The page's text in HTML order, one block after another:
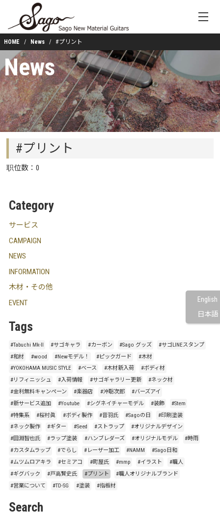
English
日本語
HOME News #プリント
News
#プリント
职位数：0
Category
サービス
CAMPAIGN
NEWS
INFORMATION
木材・その他
EVENT
Tags
#Tabuchi Mk-Ⅱ #サゴキャラ #カーボン #Sago グッズ
#サゴLINEスタンプ
#和材
#wood #Newモデル！ #ピックガード
#木材
#YOKOHAMA MUSIC STYLE
#ベース #木材新入荷
#ボディ材
#リフィニッシュ
#入荷情報 #サゴギャラリー更新
#ネック材
#金利無料キャンペーン
#楽器店 #沖聡次郎
#バーズアイ
#新サービス追加
#Youtube #シグネイチャーモデル #装飾
#Stem
#特集系
#桜村眞 #ボディ製作 #音羽氏 #Sagoの日
#印刷塗装
#ネック製作
#ギター #Seed #ストラップ
#オリジナルデザイン
#田淵智也氏
#ラップ塗装 #ハンブレダーズ #オリジナルモデル
#時雨
#カスタムラップ
#でらし #レーザー加工 #NAMM
#Sago日和
#ムツムロアキラ
#セミアコ #町屋氏 #mmp #イラスト
#職人
#ギグバック
#戸高賢史氏 #プリント
#職人オリジナルブランド
#営業について
#TD-SG #塗装 #指板材
Search